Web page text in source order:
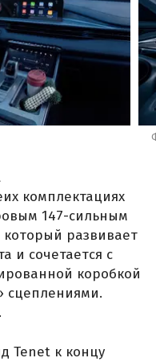
комплектациях
147-сильным
развивает
и сочетается с
коробкой
сцеплениями.
Tenet к концу